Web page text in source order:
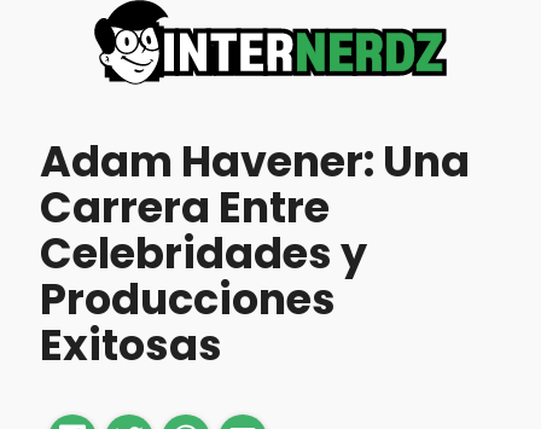
Adam Havener: Una
Carrera Entre
Celebridades y
Producciones
Exitosas